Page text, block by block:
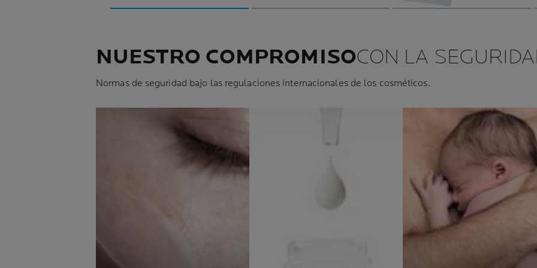
NUESTRO COMPROMISOCON LA
Normas de seguridad bajo las regulaciones internacionales de los cosméticos.